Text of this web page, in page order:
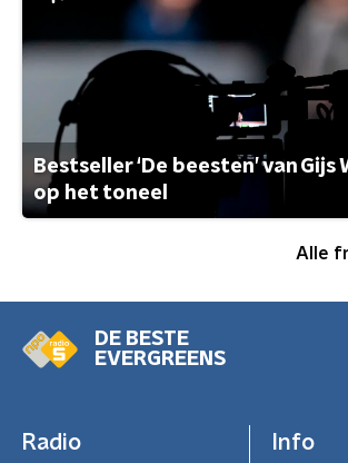
Bestseller ‘De beesten’ van Gijs
op het toneel
Alle
DE BESTE
EVERGREENS
Radio Info